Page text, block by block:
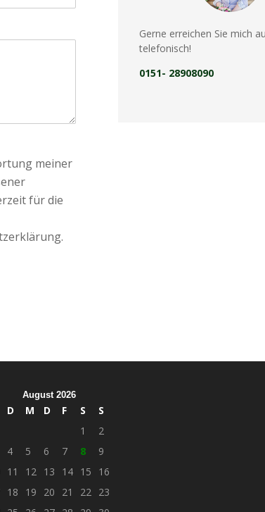
meiner
für die
Gerne erreichen Sie mich
telefonisch!
0151- 28908090
August 2026
D M D F S
S
1
2
4 5 6 7 8
9
11 12 13 14 15
16
18 19 20 21 22
23